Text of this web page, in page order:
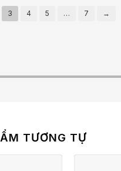
3 4 5 … 7 →
TƯƠNG TỰ